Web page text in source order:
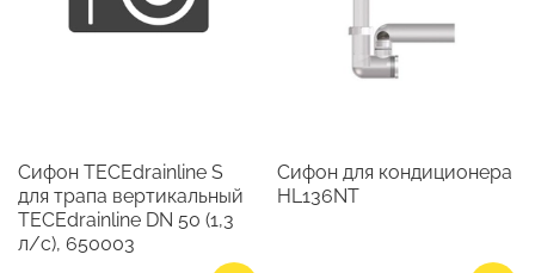
Сифон TECEdrainline S
для трапа вертикальный
TECEdrainline DN 50 (1,3
л/c), 650003
Сифон для кондиционера
HL136NT